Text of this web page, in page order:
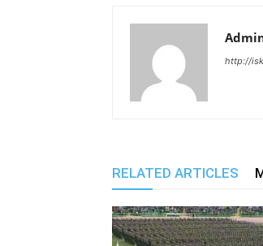
http://
RELATED ARTICLES